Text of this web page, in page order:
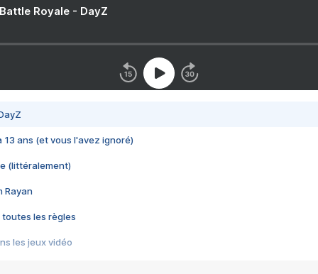
Royale - DayZ
13 ans (et vous l'avez ignoré)
(littéralement)
Rayan
toutes les règles
les jeux vidéo